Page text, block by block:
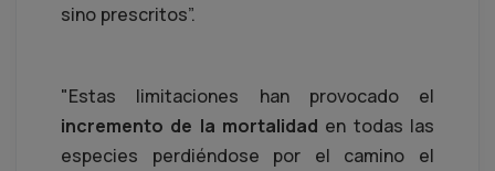
sino prescritos”.
"Estas limitaciones han provocado el
incremento de la mortalidad en todas las
especies perdiéndose por el camino el